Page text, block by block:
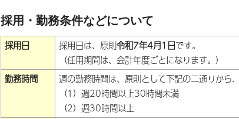
採用・勤務条件などについて
採用日
採用日は、原則令和7年4月1日です。
（任用期間は、会計年度ごとになります。）
勤務時間
週の勤務時間は、原則として下記の二通りから
（1）週20時間以上30時間未満
（2）週30時間以上